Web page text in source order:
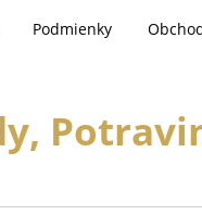
Podmienky